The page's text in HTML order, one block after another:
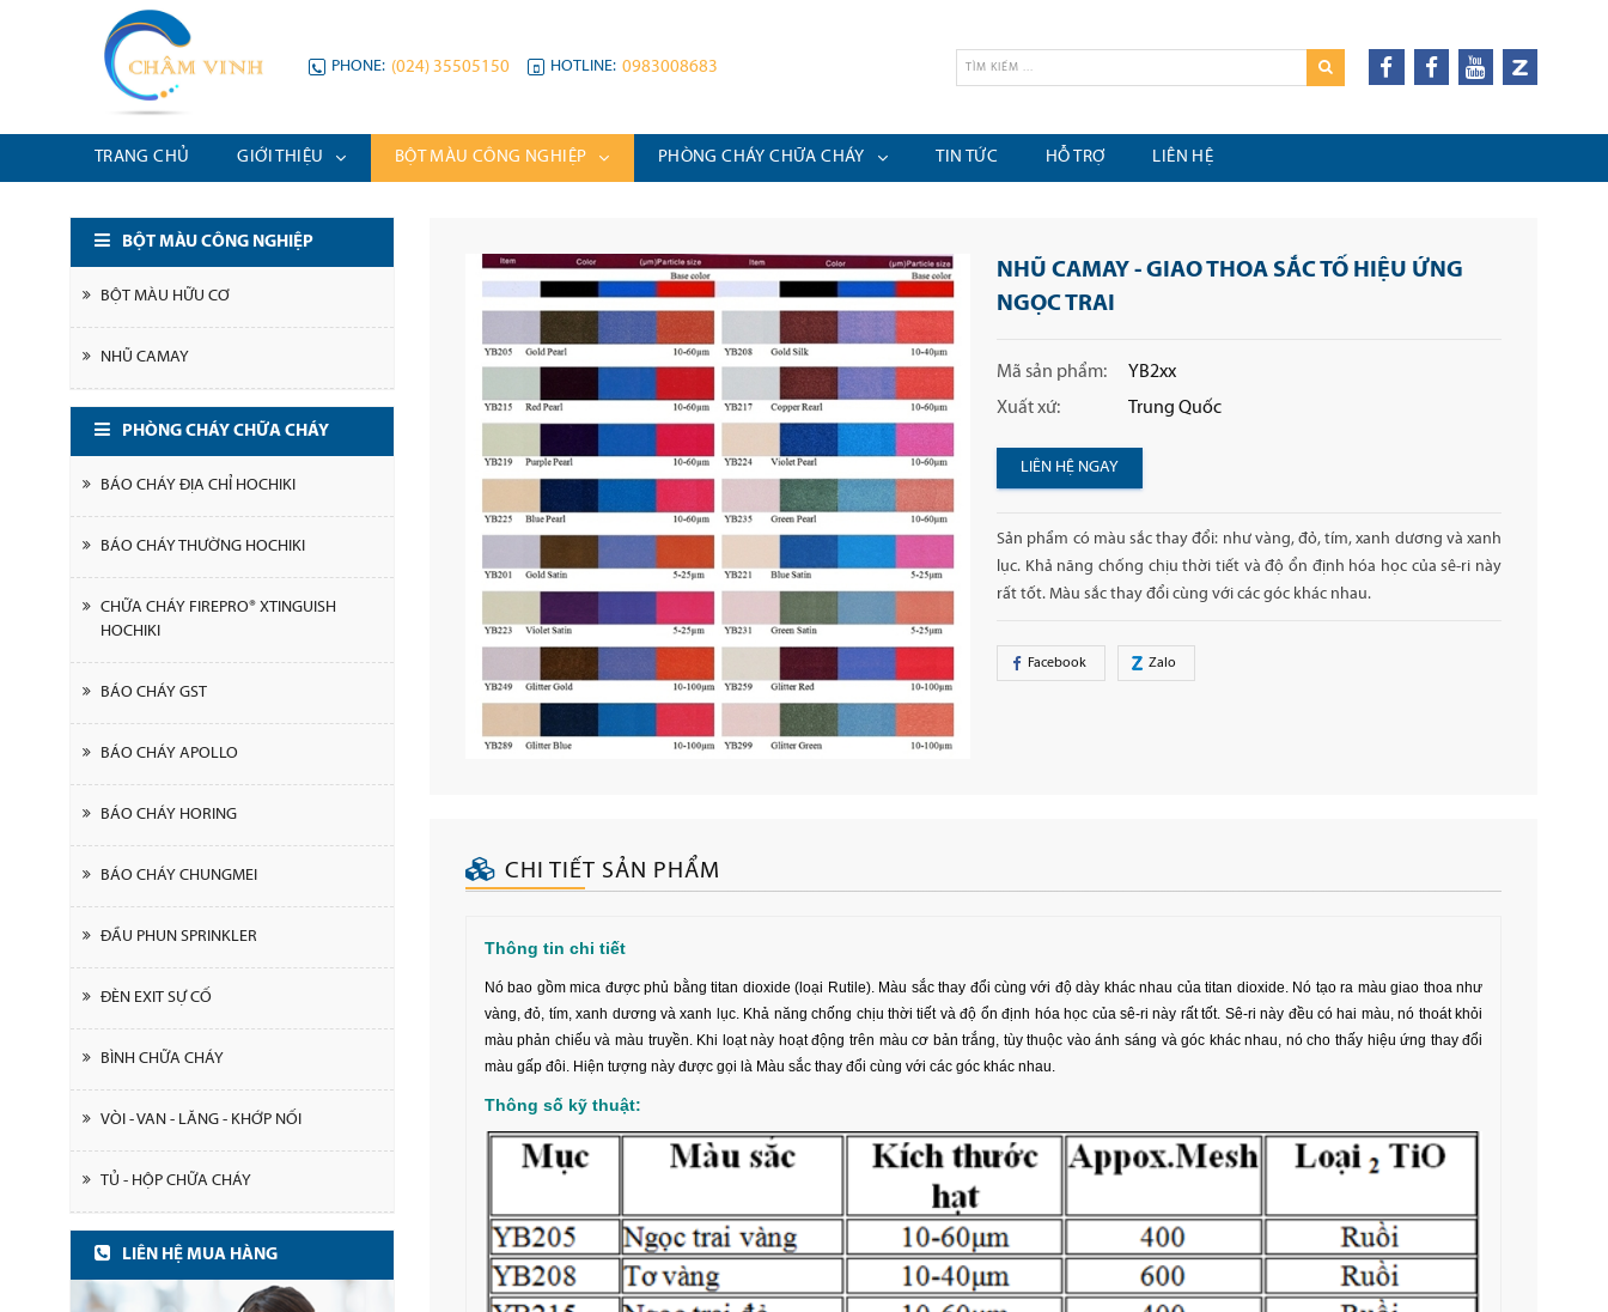
PHONE: (024) 35505150 HOTLINE: 0983008683
TRANG CHỦ GIỚI THIỆU BỘT MÀU CÔNG NGHIỆP PHÒNG CHÁY CHỮA CHÁY TIN TỨC HỖ TRỢ LIÊN HỆ
BỘT MÀU CÔNG NGHIỆP
BỘT MÀU HỮU CƠ
NHŨ CAMAY
PHÒNG CHÁY CHỮA CHÁY
BÁO CHÁY ĐỊA CHỈ HOCHIKI
BÁO CHÁY THƯỜNG HOCHIKI
CHỮA CHÁY FIREPRO® XTINGUISH
HOCHIKI
BÁO CHÁY GST
BÁO CHÁY APOLLO
BÁO CHÁY HORING
BÁO CHÁY CHUNGMEI
ĐẦU PHUN SPRINKLER
ĐÈN EXIT SỰ CỐ
BÌNH CHỮA CHÁY
VÒI - VAN - LĂNG - KHỚP NỐI
TỦ - HỘP CHỮA CHÁY
LIÊN HỆ MUA HÀNG
NHŨ CAMAY - GIAO THOA SẮC TỐ HIỆU ỨNG
NGỌC TRAI
Mã sản phẩm:
YB2xx
Xuất xứ:
Trung Quốc
LIÊN HỆ NGAY
Sản phẩm có màu sắc thay đổi: như vàng, đỏ, tím, xanh dương và xanh
lục. Khả năng chống chịu thời tiết và độ ổn định hóa học của sê-ri này
rất tốt. Màu sắc thay đổi cùng với các góc khác nhau.
Facebook Zalo
CHI TIẾT SẢN PHẨM
Thông tin chi tiết
Nó bao gồm mica được phủ bằng titan dioxide (loại Rutile). Màu sắc thay đổi cùng với độ dày khác nhau của titan dioxide. Nó tạo ra màu giao thoa như
vàng, đỏ, tím, xanh dương và xanh lục. Khả năng chống chịu thời tiết và độ ổn định hóa học của sê-ri này rất tốt. Sê-ri này đều có hai màu, nó thoát khỏi
màu phản chiếu và màu truyền. Khi loạt này hoạt động trên màu cơ bản trắng, tùy thuộc vào ánh sáng và góc khác nhau, nó cho thấy hiệu ứng thay đổi
màu gấp đôi. Hiện tượng này được gọi là Màu sắc thay đổi cùng với các góc khác nhau.
Thông số kỹ thuật: